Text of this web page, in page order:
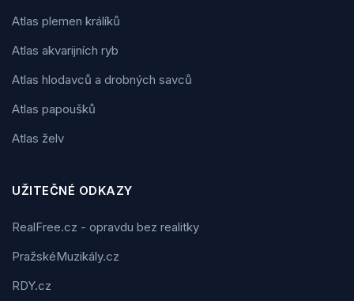
Atlas plemen králíků
Atlas akvarijních ryb
Atlas hlodavců a drobných savců
Atlas papoušků
Atlas želv
UŽITEČNÉ ODKAZY
RealFree.cz - opravdu bez realitky
PražskéMuzikály.cz
RDY.cz